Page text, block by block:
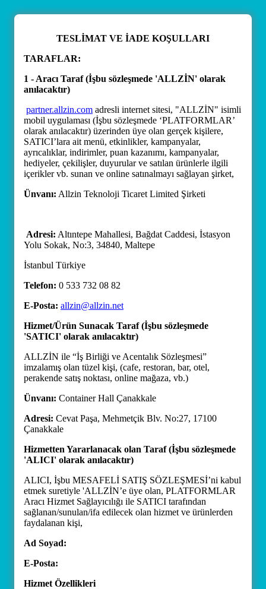
TESLİMAT VE İADE KOŞULLARI
TARAFLAR:
1 - Aracı Taraf (İşbu sözleşmede 'ALLZİN' olarak
anılacaktır)
partner.allzin.com adresli internet sitesi, "ALLZİN" isimli
mobil uygulaması (İşbu sözleşmede ‘PLATFORMLAR’
olarak anılacaktır) üzerinden üye olan gerçek kişilere,
SATICI’lara ait menü, etkinlikler, kampanyalar,
ayrıcalıklar, indirimler, puan kazanımı, kampanyalar,
hediyeler, çekilişler, duyurular ve satılan ürünlerle ilgili
içerikler vb. sunan ve online satınalmayı sağlayan şirket,
Ünvanı: Allzin Teknoloji Ticaret Limited Şirketi
Adresi: Altıntepe Mahallesi, Bağdat Caddesi, İstasyon
Yolu Sokak, No:3, 34840, Maltepe
İstanbul Türkiye
Telefon: 0 533 732 08 82
E-Posta: allzin@allzin.net
Hizmet/Ürün Sunacak Taraf (İşbu sözleşmede
'SATICI' olarak anılacaktır)
ALLZİN ile “İş Birliği ve Acentalık Sözleşmesi”
imzalamış olan tüzel kişi, (cafe, restoran, bar, otel,
perakende satış noktası, online mağaza, vb.)
Ünvanı: Container Hall Çanakkale
Adresi: Cevat Paşa, Mehmetçik Blv. No:27, 17100
Çanakkale
Hizmetten Yararlanacak olan Taraf (İşbu sözleşmede
'ALICI' olarak anılacaktır)
ALICI, İşbu MESAFELİ SATIŞ SÖZLEŞMESİ’ni kabul
etmek suretiyle 'ALLZİN’e üye olan, PLATFORMLAR
Aracı Hizmet Sağlayıcılığı ile SATICI tarafından
sağlanan/sunulan/ifa edilecek olan hizmet ve ürünlerden
faydalanan kişi,
Ad Soyad:
E-Posta:
Hizmet Özellikleri